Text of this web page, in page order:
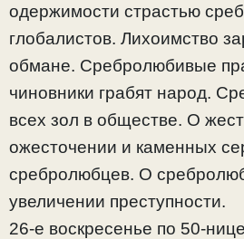
одержимости страстью
глобалистов. Лихоимство
обмане. Сребролюбивые
чиновники грабят народ.
всех зол в обществе. О
ожесточении и каменных
сребролюбцев. О
увеличении преступности.
26-е воскресенье по 50-